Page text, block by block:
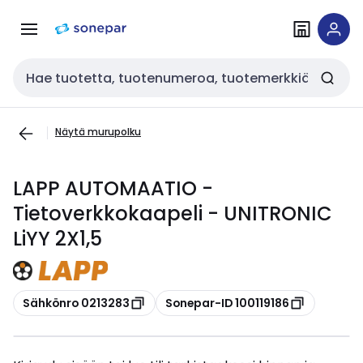
navigointiinsisältöön
Haku
Näytä murupolku
LAPP AUTOMAATIO -
Tietoverkkokaapeli - UNITRONIC
LiYY 2X1,5
Kopioi
Sähkönro 0213283 Kopioi
Sonepar-ID 100119186